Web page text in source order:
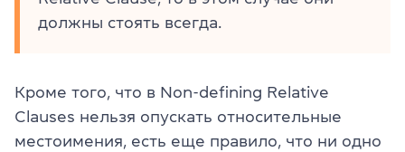
должны стоять всегда.
Кроме того, что в Non-defining Relative
Clauses нельзя опускать относительные
местоимения, есть еще правило, что ни одно